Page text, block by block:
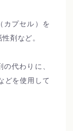
カプセル）を
剤など。
代わりに、
どを使用して